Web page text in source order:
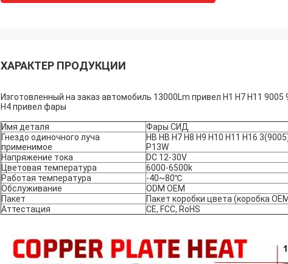
ХАРАКТЕР ПРОДУКЦИИ
Изготовленный на заказ автомобиль 13000Lm привел H1 H7 H11
H4 привел фары
Имя деталя
Фары СИД
Гнездо одиночного луча
применимое
HB HB H7 H8 H9 H10 H11 H16
P13W
Напряжение тока
DC 12-30V
Цветовая температура
6000-6500k
Работая температура
-40~80℃
Обслуживание
ODM OEM
Пакет
Пакет коробки цвета (коробка
Аттестация
CE, FCC, RoHS